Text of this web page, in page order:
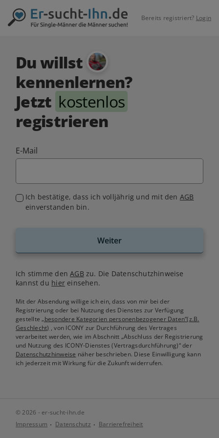
Bereits registriert? Login
Du willst
kennenlernen?
Jetzt kostenlos
registrieren
E-Mail
Ich bestätige, dass ich volljährig und mit den AGB
einverstanden bin.
Weiter
Ich stimme denAGB zu. Die Datenschutzhinweise
kannst du hiereinsehen.
Mit der Absendung willige ich ein, dass von mir bei der
Registrierung oder bei Nutzung des Dienstes zur Verfügung
gestellte„besondere Kategorien personenbezogener Daten“(z.B.
Geschlecht) , von ICONY zur Durchführung des Vertrages
verarbeitet werden, wie im Abschnitt „Abschluss der Registrierung
und Nutzung des ICONY-Dienstes (Vertragsdurchführung)“ der
Datenschutzhinweise näher beschrieben. Diese Einwilligung kann
ich jederzeit mit Wirkung für die Zukunft widerrufen.
© 2026 - er-sucht-ihn.de
Impressum
Datenschutz Barrierefreiheit